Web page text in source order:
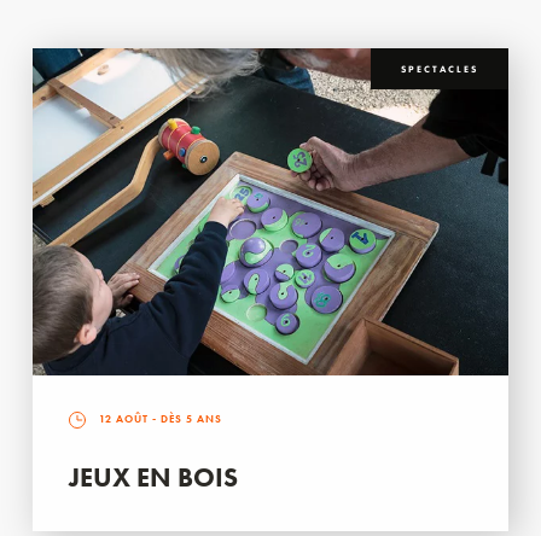
SPECTACLES
12 AOÛT - DÈS 5 ANS
JEUX EN BOIS